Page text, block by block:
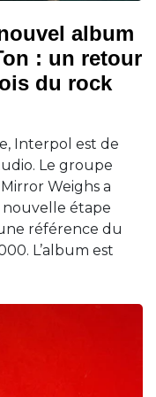
album
: un retour
du rock
Interpol est de
Le groupe
Weighs a
étape
référence du
L’album est